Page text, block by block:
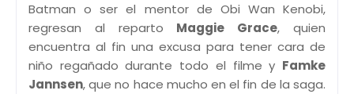
Batman o ser el mentor de Obi Wan Kenobi,
regresan al reparto Maggie Grace, quien
encuentra al fin una excusa para tener cara de
niño regañado durante todo el filme y Famke
Jannsen, que no hace mucho en el fin de la saga.